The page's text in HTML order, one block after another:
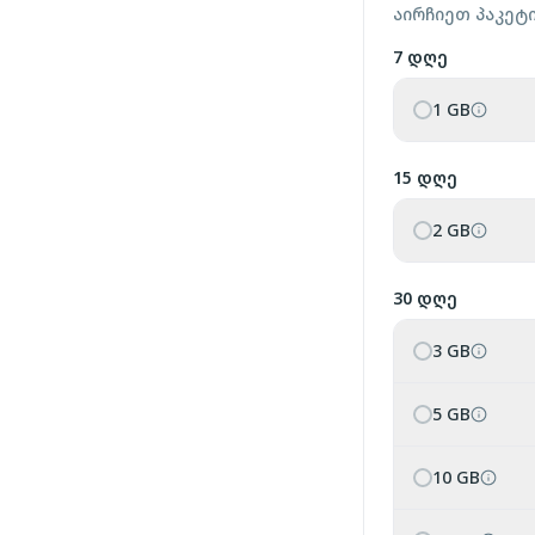
აირჩიეთ
7 დღე
1 GB
15 დღე
2 GB
30 დღე
3 GB
5 GB
10 GB